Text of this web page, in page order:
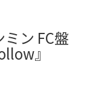
ン FC盤
』